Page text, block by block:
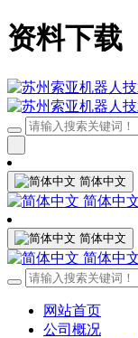
资料下载
简体中文
简体中
简体中文
简体中
网站首页
公司概况